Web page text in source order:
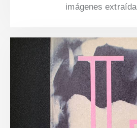
imágenes